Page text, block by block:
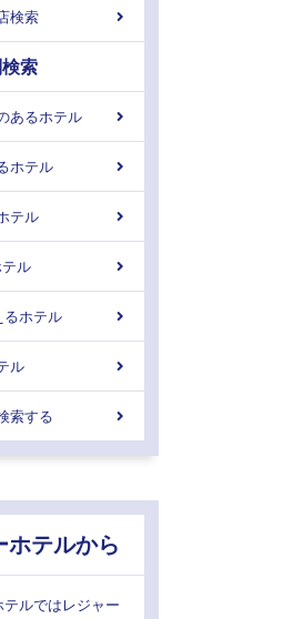
検索
索
あるホテル
ホテル
テル
ル
るホテル
ル
索する
ホテルから
ルではレジャー